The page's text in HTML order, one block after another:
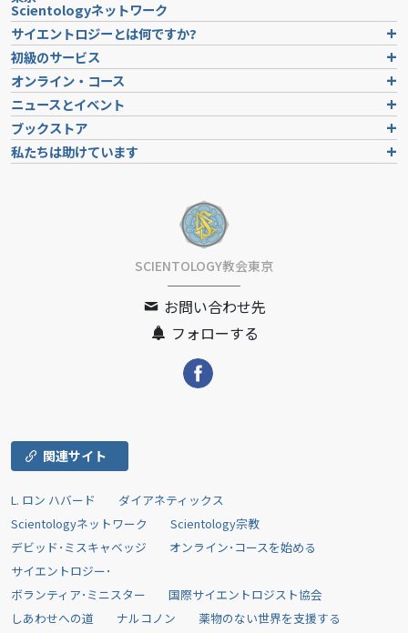
Scientologyネットワーク
サイエントロジーとは何ですか?
初級のサービス
オンライン・コース
ニュースとイベント
ブックストア
私たちは助けています
SCIENTOLOGY教会東京
お問い合わせ先
フォローする
関連サイト
L. ロン ハバード
ダイアネティックス
Scientologyネットワーク
Scientology宗教
デビッド･ミスキャベッジ
オンライン･コースを始める
サイエントロジー･
ボランティア･ミニスター
国際サイエントロジスト協会
しあわせへの道
ナルコノン 薬物のない世界を支援する